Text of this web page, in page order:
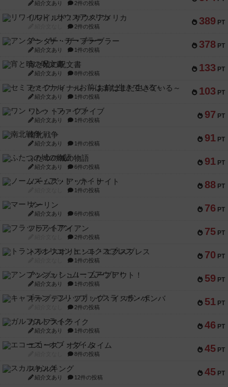
紹介文あり 2件の投稿
389 PT
リワイルド：サウスアメリカ
2件の投稿
378 PT
アンダー・ザ・テーブラー
紹介文あり 1件の投稿
133 PT
宵と暁の呪文書
紹介文あり 8件の投稿
103 PT
セミファイナル ～お前はまだ生きている～
紹介文あり 1件の投稿
97 PT
ワン・トゥ・ファイブ
紹介文あり 1件の投稿
91 PT
南北戦争
紹介文あり 1件の投稿
91 PT
ふたつの城の物語
紹介文あり 6件の投稿
88 PT
ノームズ・アット・ナイト
1件の投稿
76 PT
マーリン
紹介文あり 6件の投稿
75 PT
フラットアイアン
2件の投稿
70 PT
トランスオリエント・エクスプレス
1件の投稿
59 PT
アンブッシュ！：ムーブアウト！
紹介文あり 1件の投稿
51 PT
キャプテン・フリップ：イスラ・ボンバ
2件の投稿
46 PT
ガルフストライク
紹介文あり 1件の投稿
45 PT
エコーズ・オブ・タイム
8件の投稿
45 PT
スカルキング
紹介文あり 12件の投稿